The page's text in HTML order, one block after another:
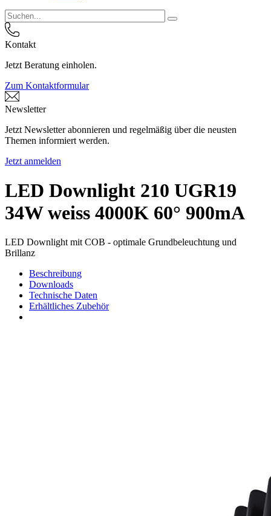
Kontakt
Jetzt Beratung einholen.
Zum Kontaktformular
Newsletter
Jetzt Newsletter abonnieren und regelmäßig über die neusten
Themen informiert werden.
Jetzt anmelden
LED Downlight 210 UGR19
34W weiss 4000K 60° 900mA
LED Downlight mit COB - optimale Grundbeleuchtung und
Brillanz
Beschreibung
Downloads
Technische Daten
Erhältliches Zubehör